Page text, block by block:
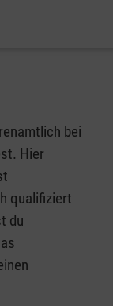
bei
Hier
qualifiziert
du